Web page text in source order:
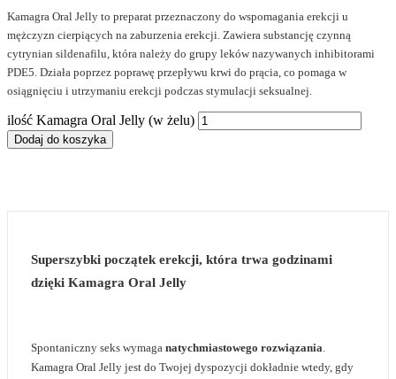
Kamagra Oral Jelly to preparat przeznaczony do wspomagania erekcji u
mężczyzn cierpiących na zaburzenia erekcji. Zawiera substancję czynną
cytrynian sildenafilu, która należy do grupy leków nazywanych inhibitorami
PDE5. Działa poprzez poprawę przepływu krwi do prącia, co pomaga w
osiągnięciu i utrzymaniu erekcji podczas stymulacji seksualnej.
ilość Kamagra Oral Jelly (w żelu)
Dodaj do koszyka
Superszybki początek erekcji, która trwa godzinami
dzięki Kamagra Oral Jelly
Spontaniczny seks wymaga natychmiastowego rozwiązania.
Kamagra Oral Jelly jest do Twojej dyspozycji dokładnie wtedy, gdy